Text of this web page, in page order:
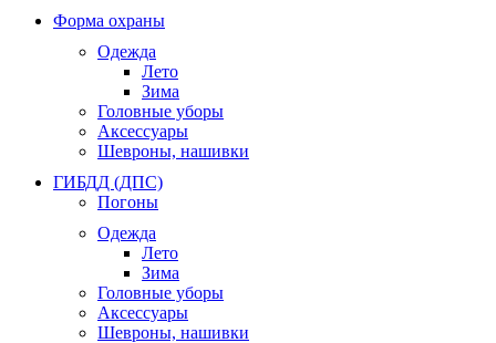
Форма охраны
Одежда
Лето
Зима
Головные уборы
Аксессуары
Шевроны, нашивки
ГИБДД (ДПС)
Погоны
Одежда
Лето
Зима
Головные уборы
Аксессуары
Шевроны, нашивки